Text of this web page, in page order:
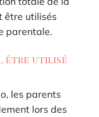
être utilisés
parentale.
être utilisé
les parents
lors des